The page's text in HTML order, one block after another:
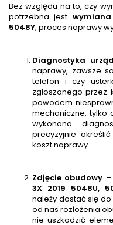
Bez względu na to, czy
potrzebna jest
5048Y, proces naprawy
Diagnostyka
naprawy, zawsze
telefon i czy
zgłoszonego
powodem
mechaniczne, tylko
wykonana
precyzyjnie
koszt naprawy.
Zdjęcie obudowy
3X 2019 5048U,
należy dostać się
od nas rozłożenia
nie uszkodzić